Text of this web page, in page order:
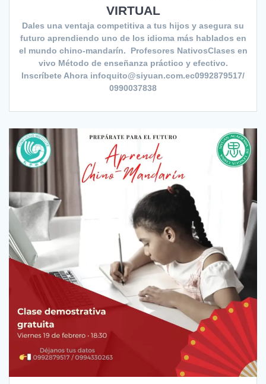
VIRTUAL
Dales una ventaja competitiva a tus hijos y asegura su
futuro aprendiendo uno de los idioma más hablados en
el mundo chino-mandarín. Profesores NativosClases en
vivo Método de enseñanza práctico y efectivo.
Inscríbete Ahora infoquito@siyuan.com.ec0992879517/
0990037838